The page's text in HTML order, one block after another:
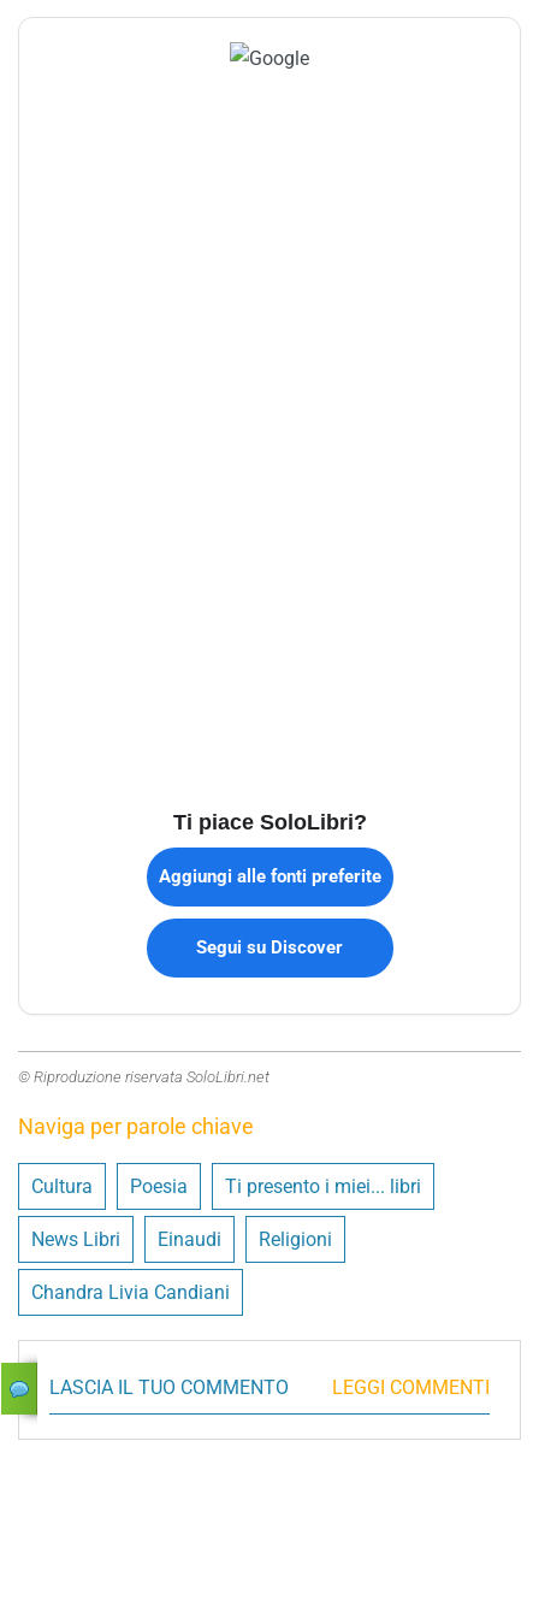
Ti piace SoloLibri?
Aggiungi alle fonti preferite
Segui su Discover
© Riproduzione riservata SoloLibri.net
Naviga per parole chiave
Cultura Poesia Ti presento i miei... libri
News Libri Einaudi Religioni
Chandra Livia Candiani
LASCIA IL TUO COMMENTO LEGGI COMMENTI